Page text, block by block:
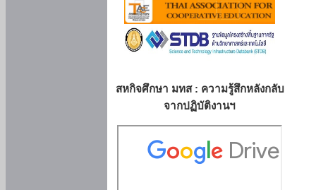
สหกิจศึกษา มทส : ความรู้สึกหลังกลับ
จากปฏิบัติงานฯ